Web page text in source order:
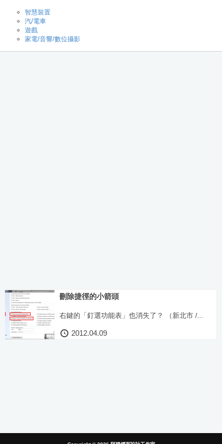
智慧裝置
汽/電車
遊戲
家電/音響/數位攝影
刪除捷徑的小箭頭
右鍵的「釘選功能表」也消失了？ （新北市 /...
2012.04.09